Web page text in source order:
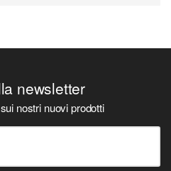
newsletter
nostri nuovi prodotti